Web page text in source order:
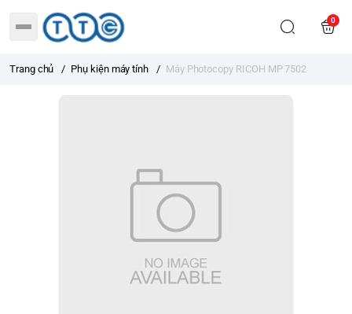
0
Trang chủ / Phụ kiện máy tính / Máy Photocopy RICOH MP 7502